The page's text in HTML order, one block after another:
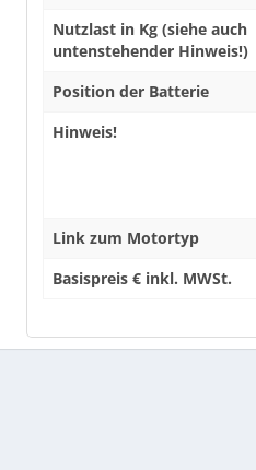
Nutzlast in Kg (siehe auch
untenstehender Hinweis!)
Position der Batterie
Hinweis!
Link zum Motortyp
Basispreis € inkl. MWSt.